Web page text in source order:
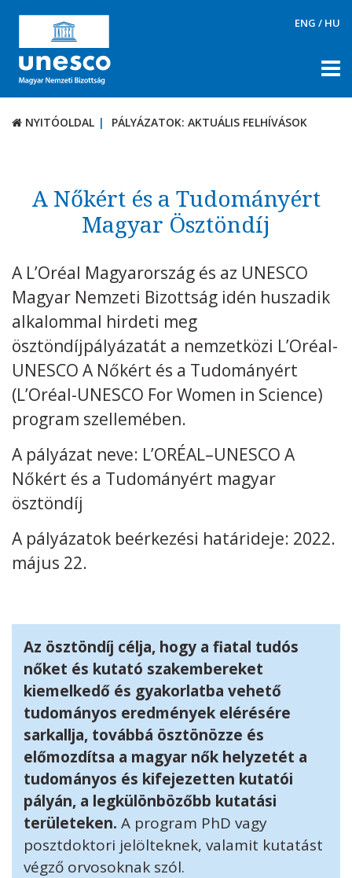
ENG / HU
NYITÓOLDAL PÁLYÁZATOK: AKTUÁLIS FELHÍVÁSOK
TÉMÁK
DOKUMENTUMTÁR
Aktuális felhívások
UNESCO díjak
KAPCSOLAT
Kövess minket unescohungary
Adatkezelési tájékoztató Impresszum
Technikai információk
NYITÓOLDAL PÁLYÁZATOK: AKTUÁLIS FELHÍVÁSOK
A Nőkért és a Tudományért
Magyar Ösztöndíj
A L’Oréal Magyarország és az UNESCO
Magyar Nemzeti Bizottság idén huszadik
alkalommal hirdeti meg
ösztöndíjpályázatát a nemzetközi L’Oréal-
UNESCO A Nőkért és a Tudományért
(L’Oréal-UNESCO For Women in Science)
program szellemében.
A pályázat neve: L’ORÉAL–UNESCO A
Nőkért és a Tudományért magyar
ösztöndíj
A pályázatok beérkezési határideje: 2022.
május 22.
Az ösztöndíj célja, hogy a fiatal tudós
nőket és kutató szakembereket
kiemelkedő és gyakorlatba vehető
tudományos eredmények elérésére
sarkallja, továbbá ösztönözze és
előmozdítsa a magyar nők helyzetét a
tudományos és kifejezetten kutatói
pályán, a legkülönbözőbb kutatási
területeken. A program PhD vagy
posztdoktori jelölteknek, valamit kutatást
végző orvosoknak szól.